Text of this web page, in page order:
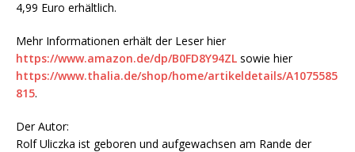
4,99 Euro erhältlich.
Mehr Informationen erhält der Leser hier
https://www.amazon.de/dp/B0FD8Y94ZL sowie hier
https://www.thalia.de/shop/home/artikeldetails/A1075585
815.
Der Autor:
Rolf Uliczka ist geboren und aufgewachsen am Rande der